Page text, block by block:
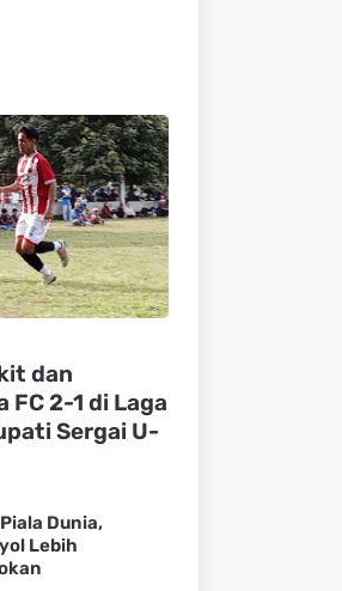
dan
FC 2-1 di Laga
Sergai U-
Dunia,
Lebih